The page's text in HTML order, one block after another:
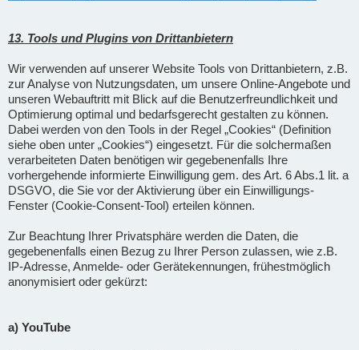
13. Tools und Plugins von Drittanbietern
Wir verwenden auf unserer Website Tools von Drittanbietern, z.B.
zur Analyse von Nutzungsdaten, um unsere Online-Angebote und
unseren Webauftritt mit Blick auf die Benutzerfreundlichkeit und
Optimierung optimal und bedarfsgerecht gestalten zu können.
Dabei werden von den Tools in der Regel „Cookies“ (Definition
siehe oben unter „Cookies“) eingesetzt. Für die solchermaßen
verarbeiteten Daten benötigen wir gegebenenfalls Ihre
vorhergehende informierte Einwilligung gem. des Art. 6 Abs.1 lit. a
DSGVO, die Sie vor der Aktivierung über ein Einwilligungs-
Fenster (Cookie-Consent-Tool) erteilen können.
Zur Beachtung Ihrer Privatsphäre werden die Daten, die
gegebenenfalls einen Bezug zu Ihrer Person zulassen, wie z.B.
IP-Adresse, Anmelde- oder Gerätekennungen, frühestmöglich
anonymisiert oder gekürzt:
a) YouTube